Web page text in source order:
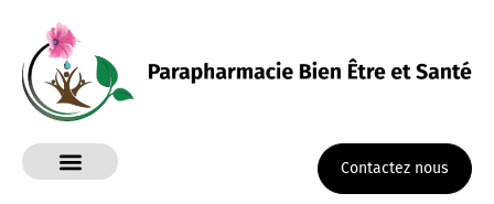
Contactez nous